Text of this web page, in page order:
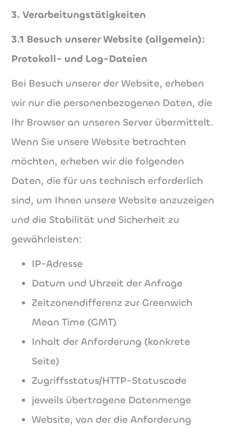
3. Verarbeitungstätigkeiten
3.1 Besuch unserer Website (allgemein):
Protokoll- und Log-Dateien
Bei Besuch unserer der Website, erheben
wir nur die personenbezogenen Daten, die
Ihr Browser an unseren Server übermittelt.
Wenn Sie unsere Website betrachten
möchten, erheben wir die folgenden
Daten, die für uns technisch erforderlich
sind, um Ihnen unsere Website anzuzeigen
und die Stabilität und Sicherheit zu
gewährleisten:
IP-Adresse
Datum und Uhrzeit der Anfrage
Zeitzonendifferenz zur Greenwich
Mean Time (GMT)
Inhalt der Anforderung (konkrete
Seite)
Zugriffsstatus/HTTP-Statuscode
jeweils übertragene Datenmenge
Website, von der die Anforderung